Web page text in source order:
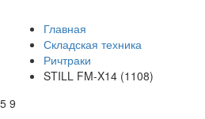
Главная
Складская техника
Ричтраки
STILL FM-X14 (1108)
5 9